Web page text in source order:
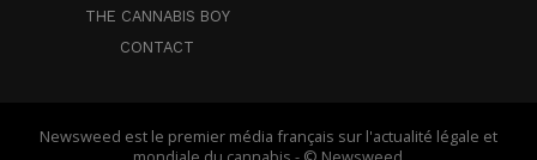
THE CANNABIS BOY
CONTACT
Newsweed est le premier média français sur l'actualité légale et